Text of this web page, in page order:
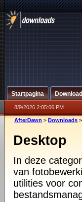
Startpagina
8/9/2026 2:05:06 PM
AfterDawn > Downloads >
Desktop
In deze
van
utilities voor